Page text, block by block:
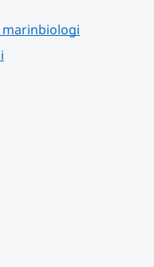
marinbiologi